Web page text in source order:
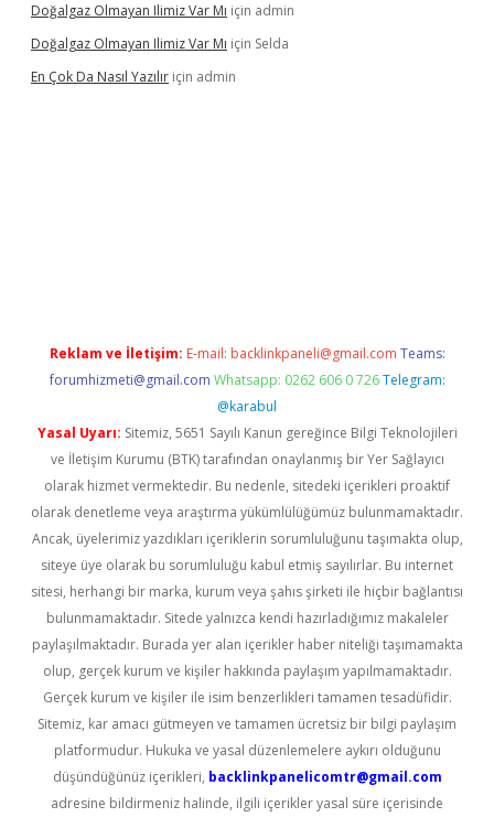
Doğalgaz Olmayan Ilimiz Var Mı için admin
Doğalgaz Olmayan Ilimiz Var Mı için Selda
En Çok Da Nasıl Yazılır için admin
Reklam ve İletişim: E-mail: backlinkpaneli@gmail.com Teams:
forumhizmeti@gmail.com Whatsapp: 0262 606 0 726 Telegram:
@karabul
Yasal Uyarı: Sitemiz, 5651 Sayılı Kanun gereğince Bilgi Teknolojileri
ve İletişim Kurumu (BTK) tarafından onaylanmış bir Yer Sağlayıcı
olarak hizmet vermektedir. Bu nedenle, sitedeki içerikleri proaktif
olarak denetleme veya araştırma yükümlülüğümüz bulunmamaktadır.
Ancak, üyelerimiz yazdıkları içeriklerin sorumluluğunu taşımakta olup,
siteye üye olarak bu sorumluluğu kabul etmiş sayılırlar. Bu internet
sitesi, herhangi bir marka, kurum veya şahıs şirketi ile hiçbir bağlantısı
bulunmamaktadır. Sitede yalnızca kendi hazırladığımız makaleler
paylaşılmaktadır. Burada yer alan içerikler haber niteliği taşımamakta
olup, gerçek kurum ve kişiler hakkında paylaşım yapılmamaktadır.
Gerçek kurum ve kişiler ile isim benzerlikleri tamamen tesadüfidir.
Sitemiz, kar amacı gütmeyen ve tamamen ücretsiz bir bilgi paylaşım
platformudur. Hukuka ve yasal düzenlemelere aykırı olduğunu
düşündüğünüz içerikleri, backlinkpanelicomtr@gmail.com
adresine bildirmeniz halinde, ilgili içerikler yasal süre içerisinde